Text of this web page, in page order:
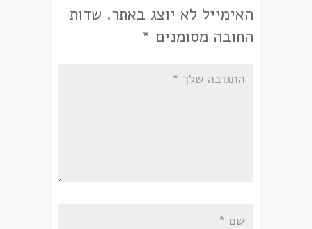
האימייל לא יוצג באתר. שדות
החובה מסומנים *